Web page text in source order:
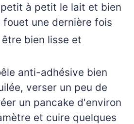
à petit le lait et bien
fouet une dernière fois
bien lisse et
anti-adhésive bien
verser un peu de
un pancake d'environ
et cuire quelques